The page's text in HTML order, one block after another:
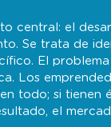
central: el
Se trata de
El
Los
todo; si tienen
el